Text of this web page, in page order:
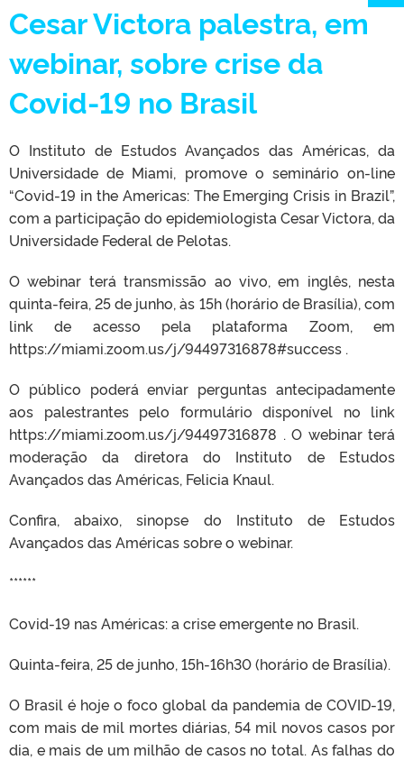
Cesar Victora palestra, em
webinar, sobre crise da
Covid-19 no Brasil
O Instituto de Estudos Avançados das Américas, da
Universidade de Miami, promove o seminário on-line
“Covid-19 in the Americas: The Emerging Crisis in Brazil”,
com a participação do epidemiologista Cesar Victora, da
Universidade Federal de Pelotas.
O webinar terá transmissão ao vivo, em inglês, nesta
quinta-feira, 25 de junho, às 15h (horário de Brasília), com
link de acesso pela plataforma Zoom, em
https://miami.zoom.us/j/94497316878#success .
O público poderá enviar perguntas antecipadamente
aos palestrantes pelo formulário disponível no link
https://miami.zoom.us/j/94497316878 . O webinar terá
moderação da diretora do Instituto de Estudos
Avançados das Américas, Felicia Knaul.
Confira, abaixo, sinopse do Instituto de Estudos
Avançados das Américas sobre o webinar.
******
Covid-19 nas Américas: a crise emergente no Brasil.
Quinta-feira, 25 de junho, 15h-16h30 (horário de Brasília).
O Brasil é hoje o foco global da pandemia de COVID-19,
com mais de mil mortes diárias, 54 mil novos casos por
dia, e mais de um milhão de casos no total. As falhas do